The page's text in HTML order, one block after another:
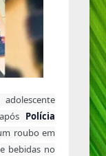
Polícia
roubo em
bebidas no